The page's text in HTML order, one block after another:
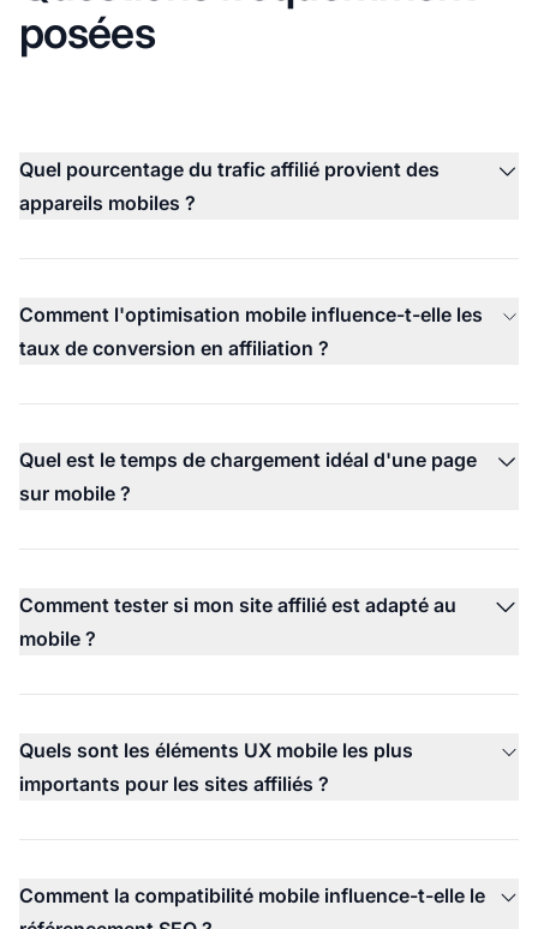
posées
Quel pourcentage du trafic affilié provient des
appareils mobiles ?
Comment l'optimisation mobile influence-t-elle les
taux de conversion en affiliation ?
Quel est le temps de chargement idéal d'une page
sur mobile ?
Comment tester si mon site affilié est adapté au
mobile ?
Quels sont les éléments UX mobile les plus
importants pour les sites affiliés ?
Comment la compatibilité mobile influence-t-elle le